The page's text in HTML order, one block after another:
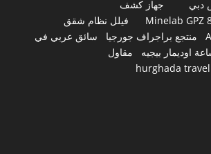
دبي
جهاز كشف
Minelab GPZ
فيلل نظام شقق
منتجع براجراف جورجيا
سائق عربي في
اوديمار بيجيه
مقاول
hurghada